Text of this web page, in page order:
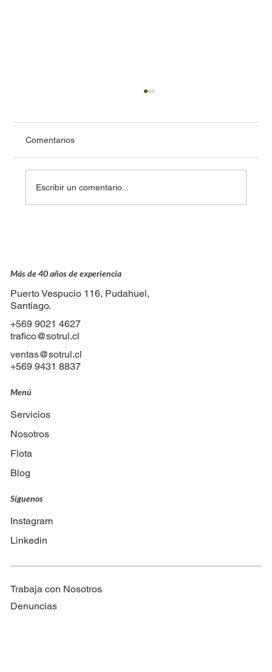
Comentarios
Escribir un comentario...
Más de 40 años de experiencia
Puerto Vespucio 116, Pudahuel,
Santiago.
+569 9021 4627
trafico@sotrul.cl
ventas@sotrul.cl
+569 9431 8837
Menú
Servicios
Nosotros
Flota
Blog
Síguenos
Instagram
Linkedin
Trabaja con Nosotros
Denuncias